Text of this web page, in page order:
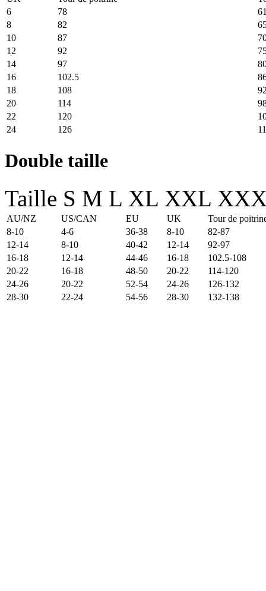
6
78
8
82
10
87
12
92
14
97
16
102.5
18
108
20
114
22
120
24
126
Double taille
Taille S M L XL XXL
AU/NZ US/CAN EU UK
Tour de
8-10
4-6 36-38 8-10
82-87
12-14
8-10 40-42 12-14
92-97
16-18
12-14 44-46 16-18
102.5-108
20-22
16-18 48-50 20-22
114-120
24-26
20-22 52-54 24-26
126-132
28-30
22-24 54-56 28-30 132-138